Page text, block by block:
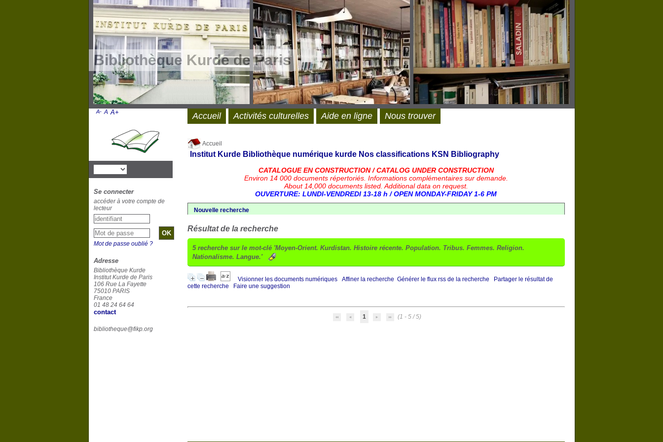
Bibliothèque Kurde de Paris
Accueil
Institut Kurde Bibliothèque numérique kurde Nos classifications KSN Bibliography
CATALOGUE EN CONSTRUCTION / CATALOG UNDER CONSTRUCTION
Environ 14 000 documents répertoriés. Informations complémentaires sur demande.
About 14,000 documents listed. Additional data on request.
OUVERTURE: LUNDI-VENDREDI 13-18 h / OPEN MONDAY-FRIDAY 1-6 PM
Nouvelle recherche
Résultat de la recherche
5recherche sur le mot-clé 'Moyen-Orient. Kurdistan. Histoire récente. Population. Tribus. Femmes. Religion.
Nationalisme. Langue.'
Visionner les documents numériques Affiner la recherche Générer le flux rss de la recherche
Partager le résultat de
cette recherche
Faire une suggestion
1 (1 - 5 / 5)
Accueil Activités culturelles Aide en ligne Nous trouver
A- A A+
Se connecter
accéder à votre compte de
lecteur
Mot de passe oublié ?
Adresse
Bibliothèque Kurde
Institut Kurde de Paris
106 Rue La Fayette
75010 PARIS
France
01 48 24 64 64
contact
bibliotheque@fikp.org